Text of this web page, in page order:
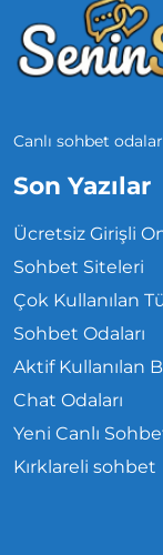
Canlı sohbet
Son Yazılar
Ücretsiz Girişli
Sohbet Siteleri
Çok Kullanılan
Sohbet Odaları
Aktif Kullanılan
Chat Odaları
Yeni Canlı
Kırklareli sohbet